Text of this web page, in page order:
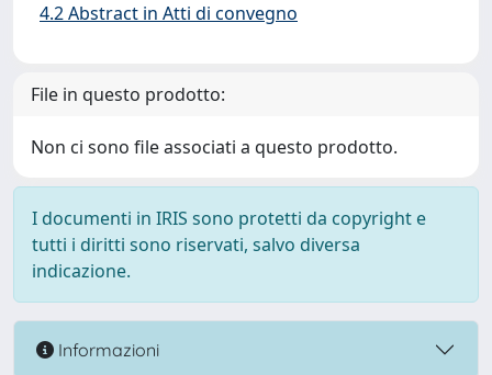
4.2 Abstract in Atti di convegno
File in questo prodotto:
Non ci sono file associati a questo prodotto.
I documenti in IRIS sono protetti da copyright e
tutti i diritti sono riservati, salvo diversa
indicazione.
Informazioni